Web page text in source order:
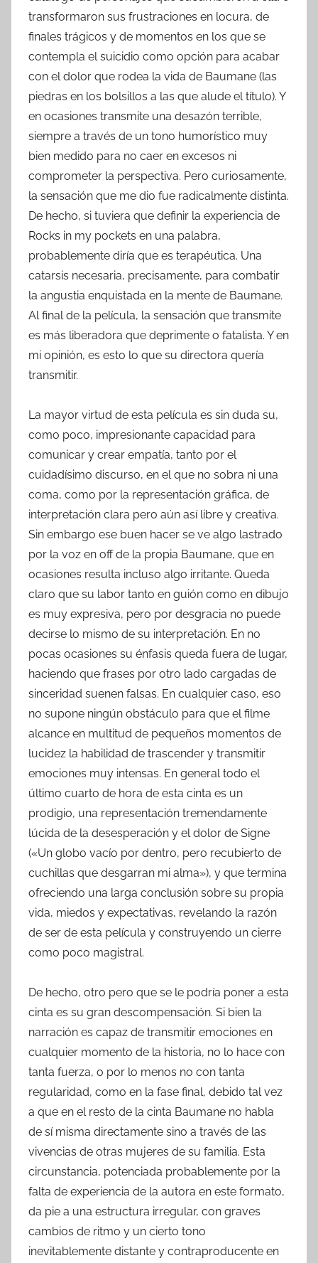
transformaron sus frustraciones en locura, de
finales trágicos y de momentos en los que se
contempla el suicidio como opción para acabar
con el dolor que rodea la vida de Baumane (las
piedras en los bolsillos a las que alude el título). Y
en ocasiones transmite una desazón terrible,
siempre a través de un tono humorístico muy
bien medido para no caer en excesos ni
comprometer la perspectiva. Pero curiosamente,
la sensación que me dio fue radicalmente distinta.
De hecho, si tuviera que definir la experiencia de
Rocks in my pockets en una palabra,
probablemente diría que es terapéutica. Una
catarsis necesaria, precisamente, para combatir
la angustia enquistada en la mente de Baumane.
Al final de la película, la sensación que transmite
es más liberadora que deprimente o fatalista. Y en
mi opinión, es esto lo que su directora quería
transmitir.
La mayor virtud de esta película es sin duda su,
como poco, impresionante capacidad para
comunicar y crear empatía, tanto por el
cuidadísimo discurso, en el que no sobra ni una
coma, como por la representación gráfica, de
interpretación clara pero aún así libre y creativa.
Sin embargo ese buen hacer se ve algo lastrado
por la voz en off de la propia Baumane, que en
ocasiones resulta incluso algo irritante. Queda
claro que su labor tanto en guión como en dibujo
es muy expresiva, pero por desgracia no puede
decirse lo mismo de su interpretación. En no
pocas ocasiones su énfasis queda fuera de lugar,
haciendo que frases por otro lado cargadas de
sinceridad suenen falsas. En cualquier caso, eso
no supone ningún obstáculo para que el filme
alcance en multitud de pequeños momentos de
lucidez la habilidad de trascender y transmitir
emociones muy intensas. En general todo el
último cuarto de hora de esta cinta es un
prodigio, una representación tremendamente
lúcida de la desesperación y el dolor de Signe
(«Un globo vacío por dentro, pero recubierto de
cuchillas que desgarran mi alma»), y que termina
ofreciendo una larga conclusión sobre su propia
vida, miedos y expectativas, revelando la razón
de ser de esta película y construyendo un cierre
como poco magistral.
De hecho, otro pero que se le podría poner a esta
cinta es su gran descompensación. Si bien la
narración es capaz de transmitir emociones en
cualquier momento de la historia, no lo hace con
tanta fuerza, o por lo menos no con tanta
regularidad, como en la fase final, debido tal vez
a que en el resto de la cinta Baumane no habla
de sí misma directamente sino a través de las
vivencias de otras mujeres de su familia. Esta
circunstancia, potenciada probablemente por la
falta de experiencia de la autora en este formato,
da pie a una estructura irregular, con graves
cambios de ritmo y un cierto tono
inevitablemente distante y contraproducente en